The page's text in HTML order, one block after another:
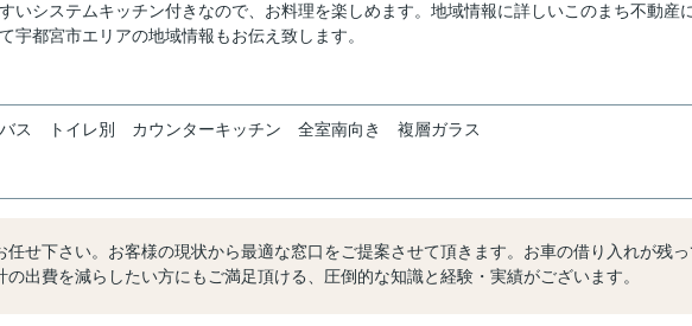
いシステムキッチン付きなので、お料理を楽しめます。地域情報に詳しいこのまち不動産
宇都宮市エリアの地域情報もお伝え致します。
バス トイレ別 カウンターキッチン 全室南向き 複層ガラス
任せ下さい。お客様の現状から最適な窓口をご提案させて頂きます。お車の借り入れが残
の出費を減らしたい方にもご満足頂ける、圧倒的な知識と経験・実績がございます。